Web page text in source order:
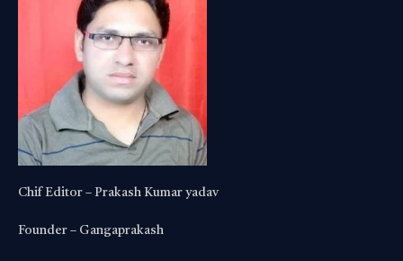
Chif Editor – Prakash Kumar yadav
Founder – Gangaprakash